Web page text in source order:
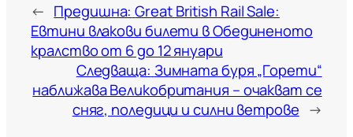
← Предишна: Great British Rail Sale:
Евтини влакови билети в Обединеното
кралство от 6 до 12 януари
Следваща: Зимната буря „Горети“
наближава Великобритания – очакват се
сняг, поледици и силни ветрове →